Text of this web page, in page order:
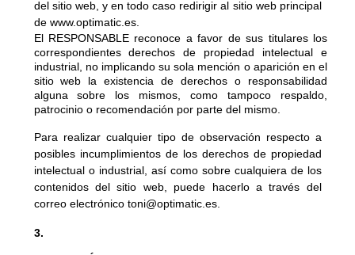
del sitio web, y en todo caso redirigir al sitio web principal
de www.optimatic.es.
El RESPONSABLE reconoce a favor de sus titulares los
correspondientes derechos de propiedad intelectual e
industrial, no implicando su sola mención o aparición en el
sitio web la existencia de derechos o responsabilidad
alguna sobre los mismos, como tampoco respaldo,
patrocinio o recomendación por parte del mismo.
Para realizar cualquier tipo de observación respecto a
posibles incumplimientos de los derechos de propiedad
intelectual o industrial, así como sobre cualquiera de los
contenidos del sitio web, puede hacerlo a través del
correo electrónico toni@optimatic.es.